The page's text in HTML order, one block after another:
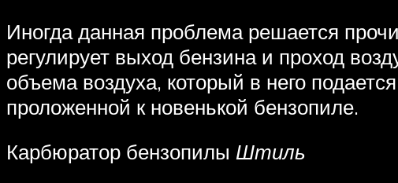
Иногда данная проблема решается
регулирует выход бензина и проход
объема воздуха, который в него
проложенной к новенькой бензопиле.
Карбюратор бензопилы Штиль